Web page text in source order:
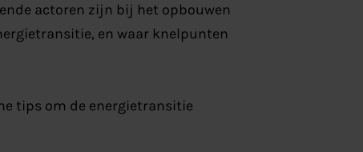
actoren zijn bij het opbouwen
en waar knelpunten
tips om de energietransitie